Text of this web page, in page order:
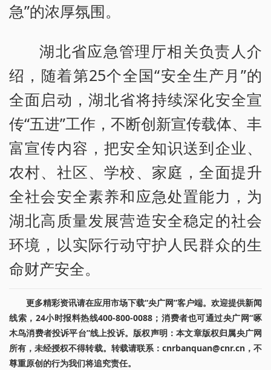
急”的浓厚氛围。
湖北省应急管理厅相关负责人介
绍，随着第25个全国“安全生产月”的
全面启动，湖北省将持续深化安全宣
传“五进”工作，不断创新宣传载体、丰
富宣传内容，把安全知识送到企业、
农村、社区、学校、家庭，全面提升
全社会安全素养和应急处置能力，为
湖北高质量发展营造安全稳定的社会
环境，以实际行动守护人民群众的生
命财产安全。
更多精彩资讯请在应用市场下载“央广网”客户端。欢迎提供新闻
线索，24小时报料热线400-800-0088；消费者也可通过央广网“啄
木鸟消费者投诉平台”线上投诉。版权声明：本文章版权归属央广网
所有，未经授权不得转载。转载请联系：cnrbanquan@cnr.cn，不
尊重原创的行为我们将追究责任。